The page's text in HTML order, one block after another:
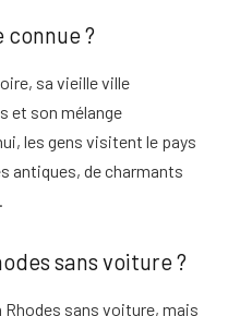
connue ?
sa vieille ville
et son mélange
les gens visitent le pays
antiques, de charmants
sans voiture ?
Rhodes sans voiture, mais